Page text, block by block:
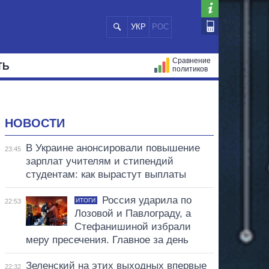
УКР РОС
Сравнение
политиков
НОВОСТИ
23:45
В Украине анонсировали повышение
зарплат учителям и стипендий
студентам: как вырастут выплаты
22:53 ИТОГИ
Россия ударила по
Лозовой и Павлограду, а
Стефанишиной избрали
меру пресечения. Главное за день
22:32
Зеленский на этих выходных впервые